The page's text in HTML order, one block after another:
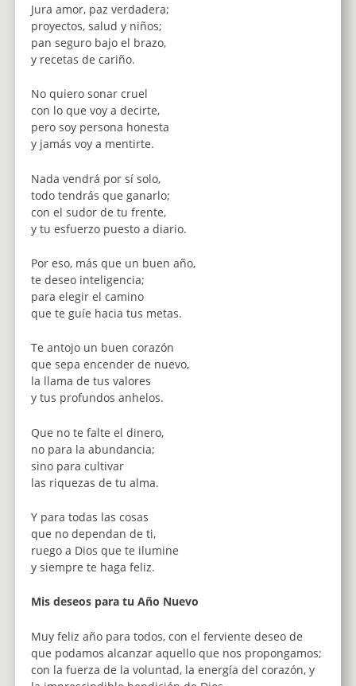
Jura amor, paz verdadera;
proyectos, salud y niños;
pan seguro bajo el brazo,
y recetas de cariño.
No quiero sonar cruel
con lo que voy a decirte,
pero soy persona honesta
y jamás voy a mentirte.
Nada vendrá por sí solo,
todo tendrás que ganarlo;
con el sudor de tu frente,
y tu esfuerzo puesto a diario.
Por eso, más que un buen año,
te deseo inteligencia;
para elegir el camino
que te guíe hacia tus metas.
Te antojo un buen corazón
que sepa encender de nuevo,
la llama de tus valores
y tus profundos anhelos.
Que no te falte el dinero,
no para la abundancia;
sino para cultivar
las riquezas de tu alma.
Y para todas las cosas
que no dependan de ti,
ruego a Dios que te ilumine
y siempre te haga feliz.
Mis deseos para tu Año Nuevo
Muy feliz año para todos, con el ferviente deseo de
que podamos alcanzar aquello que nos propongamos;
con la fuerza de la voluntad, la energía del corazón, y